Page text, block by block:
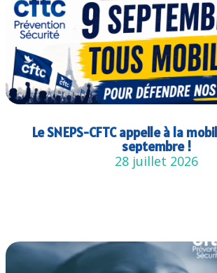
Le SNEPS-CFTC appelle à la
septembre !
28 juillet 2026